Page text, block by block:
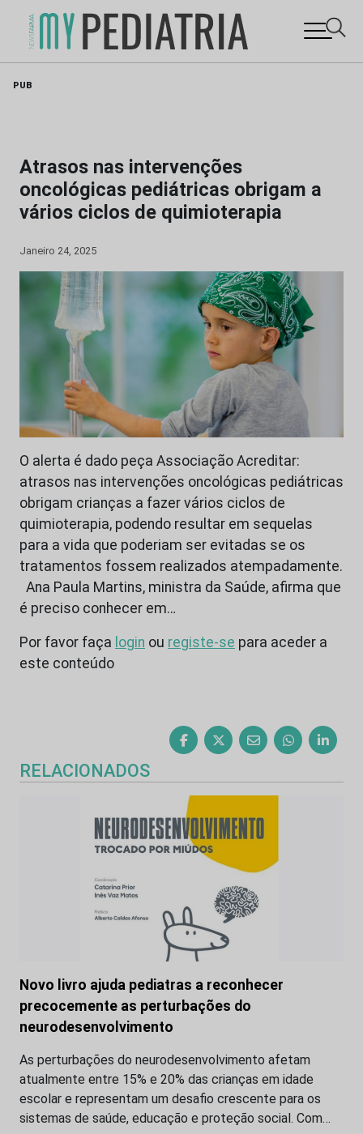
PUB
Atrasos nas intervenções
oncológicas pediátricas obrigam a
vários ciclos de quimioterapia
Janeiro 24, 2025
O alerta é dado peça Associação Acreditar:
atrasos nas intervenções oncológicas pediátricas
obrigam crianças a fazer vários ciclos de
quimioterapia, podendo resultar em sequelas
para a vida que poderiam ser evitadas se os
tratamentos fossem realizados atempadamente.
Ana Paula Martins, ministra da Saúde, afirma que
é preciso conhecer em…
Por favor faça login ou registe-se para aceder a
este conteúdo
RELACIONADOS
Novo livro ajuda pediatras a reconhecer
precocemente as perturbações do
neurodesenvolvimento
As perturbações do neurodesenvolvimento afetam
atualmente entre 15% e 20% das crianças em idade
escolar e representam um desafio crescente para os
sistemas de saúde, educação e proteção social. Com…